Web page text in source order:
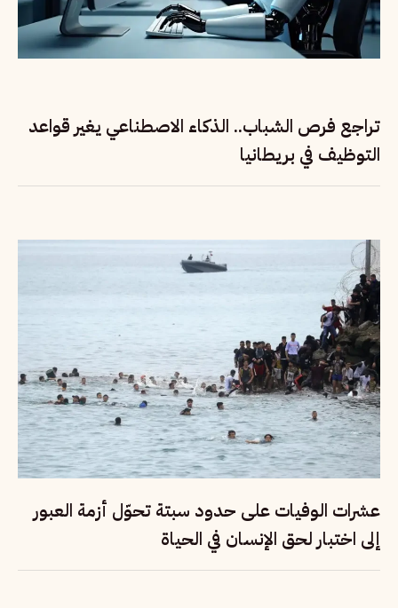
تراجع فرص الشباب.. الذكاء الاصطناعي يغير قواعد
التوظيف في بريطانيا
عشرات الوفيات على حدود سبتة تحوّل أزمة العبور
إلى اختبار لحق الإنسان في الحياة